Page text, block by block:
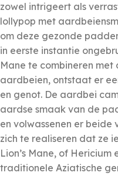
zowel intrigeert als
lollypop met
om deze gezonde
in eerste instantie
Mane te combineren
aardbeien, ontstaat er
en genot. De aardbei
aardse smaak van de
en volwassenen er beide
zich te realiseren dat ze
Lion’s Mane, of
traditionele Aziatische